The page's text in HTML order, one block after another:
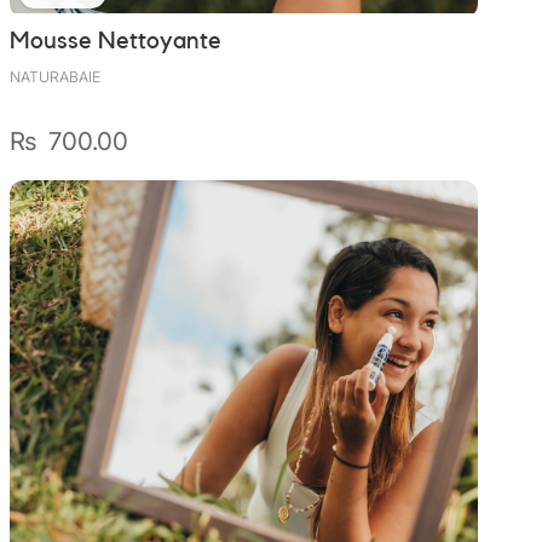
Mousse Nettoyante
NATURABAIE
₨ 700.00
ZOLA by Estelle
Les Inédites